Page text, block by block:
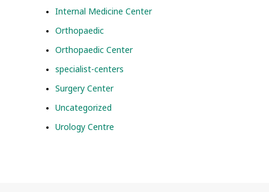
Internal Medicine Center
Orthopaedic
Orthopaedic Center
specialist-centers
Surgery Center
Uncategorized
Urology Centre